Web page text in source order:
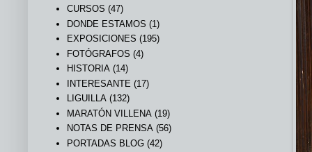
CURSOS (47)
DONDE ESTAMOS (1)
EXPOSICIONES (195)
FOTÓGRAFOS (4)
HISTORIA (14)
INTERESANTE (17)
LIGUILLA (132)
MARATÓN VILLENA (19)
NOTAS DE PRENSA (56)
PORTADAS BLOG (42)